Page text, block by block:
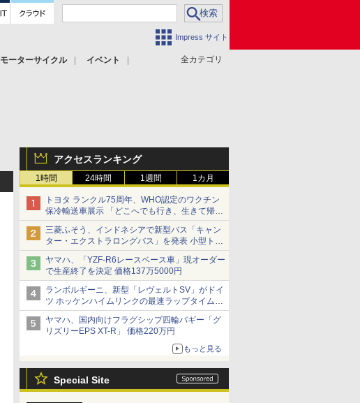
Impress サイト
全カテゴリ
モーターサイクル
イベント
アクセスランキング
1時間 24時間 1週間 1カ月
トヨタ ランクル75周年、WHO認定のワクチン
保冷輸送車展示 「どこへでも行き、生きて帰っ
てこられる」ランドクルーザーで命をつなぐ
三菱ふそう、インドネシアで新型バス「キャン
ター・エクストラロングバス」を発表 小型トラ
ックベースの観光・旅客輸送向けバス
ヤマハ、「YZF-R6レースベース車」現オーダー
で生産終了を決定 価格137万5000円
ランボルギーニ、新型「レヴェルトSV」がドイ
ツ ホッケンハイムリンクの最速ラップタイムを
記録
ヤマハ、国内向けフラグシップ四輪バギー「グ
リズリーEPS XT-R」 価格220万円
もっと見る
Special Site